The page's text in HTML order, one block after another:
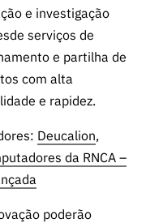
e investigação
serviços de
e partilha de
com alta
e rapidez.
Deucalion,
da RNCA –
poderão